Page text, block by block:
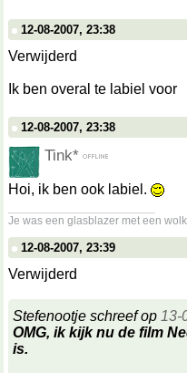
12-08-2007, 23:38
Verwijderd
Ik ben overal te labiel voor
12-08-2007, 23:38
Tink*
Hoi, ik ben ook labiel.
Je was een glasblazer met een
12-08-2007, 23:39
Verwijderd
Stefenootje schreef op 13-
OMG, ik kijk nu de film
is.